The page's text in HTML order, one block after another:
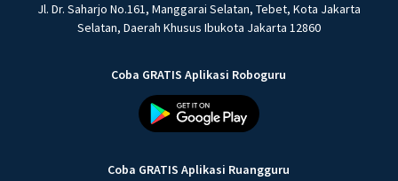
Jl. Dr. Saharjo No.161, Manggarai Selatan, Tebet, Kota Jakarta
Selatan, Daerah Khusus Ibukota Jakarta 12860
Coba GRATIS Aplikasi Roboguru
Coba GRATIS Aplikasi Ruangguru